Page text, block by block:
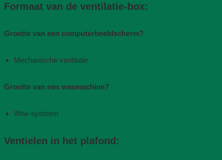
Formaat van de ventilatie-box​:
Grootte van een computerbeeldscherm?
Mechanische ventilatie​
Grootte van een wasmachine?
Wtw-systeem
Ventielen in het plafond: